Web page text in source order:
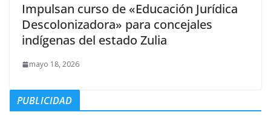
Impulsan curso de «Educación Jurídica
Descolonizadora» para concejales
indígenas del estado Zulia
mayo 18, 2026
PUBLICIDAD